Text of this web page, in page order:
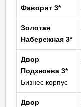
Фаворит 3*
Золотая
Набережная 3*
Двор
Подзноева 3*
Бизнес корпус
Двор